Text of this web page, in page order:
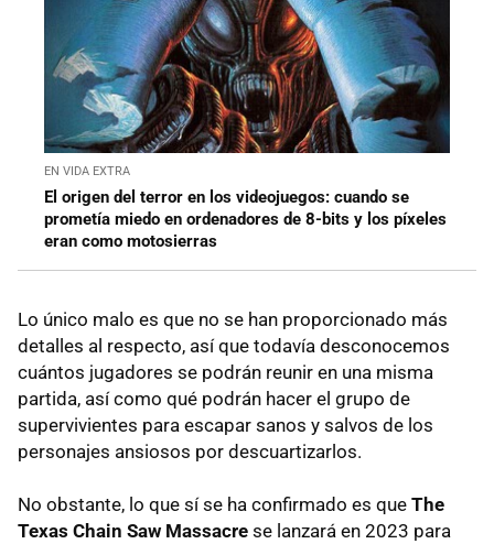
EN VIDA EXTRA
El origen del terror en los videojuegos: cuando se
prometía miedo en ordenadores de 8-bits y los píxeles
eran como motosierras
Lo único malo es que no se han proporcionado más
detalles al respecto, así que todavía desconocemos
cuántos jugadores se podrán reunir en una misma
partida, así como qué podrán hacer el grupo de
supervivientes para escapar sanos y salvos de los
personajes ansiosos por descuartizarlos.
No obstante, lo que sí se ha confirmado es que The
Texas Chain Saw Massacre se lanzará en 2023 para